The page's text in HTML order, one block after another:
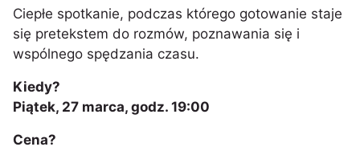
Ciepłe spotkanie, podczas którego gotowanie staje
się pretekstem do rozmów, poznawania się i
wspólnego spędzania czasu.
Kiedy?
Piątek, 27 marca, godz. 19:00
Cena?